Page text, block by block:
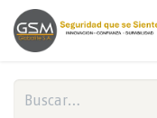
Ir al contenido